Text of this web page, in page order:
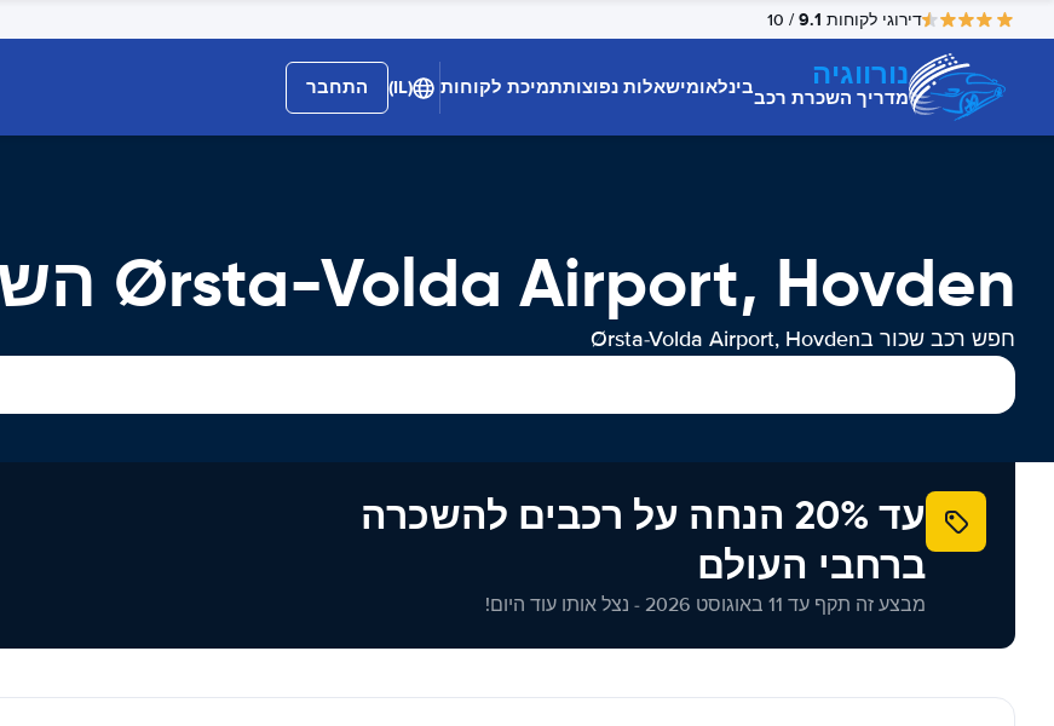
דירוגי לקוחות 9.1
/ 10
נורווגיה
מדריך השכרת רכבבינלאומישאלות נפוצותתמיכת לקוחות (IL) התחבר
Ørsta-Volda Airport, Hovden השכרת רכב
חפש רכב שכור בØrsta-Volda Airport, Hovden
עד 20% הנחה על רכבים להשכרה
ברחבי העולם
מבצע זה תקף עד 11 באוגוסט 2026 - נצל אותו עוד היום!